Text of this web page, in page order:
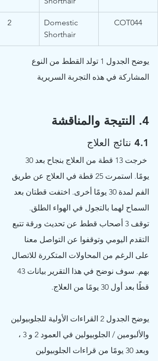
COT044
Domestic
Shorthair
2
يوضح الجدول 1 تولد القطط من النوع
المشاركة في هذه التجربة السريرية
4. النتيجة والمناقشة
4.1 نتائج العلاج
يومًا. استمرت 25 قطة في العلاج عن طريق
الفم لمدة 30 يومًا أخرى. اختفت قطتان بعد
السماح لهما بالتجول في الهواء الطلق.
توقف 3 أصحاب قطط عن تحديث ورقة تتبع
التقدم اليومي وتوقفوا عن التواصل معنا
على الرغم من المحاولات المتكررة للاتصال
قطًا بعد أول 30 يومًا من العلاج.
يوضح الجدول 2 القراءات الأولية للجلوبيولين
والألبومين / الجلوبيولين في العمود 2 و 3 ،
وبعد 30 يومًا من قراءات الجلوبيولين